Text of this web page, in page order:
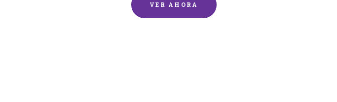
VER AHORA